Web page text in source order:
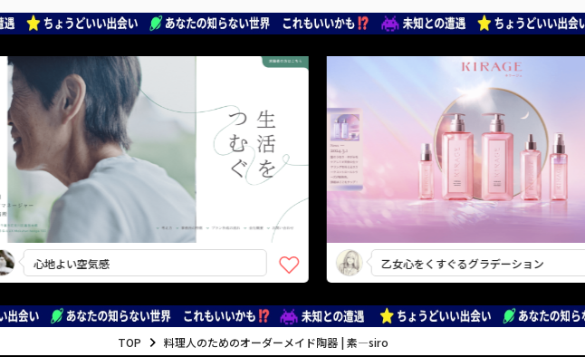
い空気感 乙女心をくすぐるグラデーション
TOP 料理人のためのオーダーメイド陶器 | 素—siro